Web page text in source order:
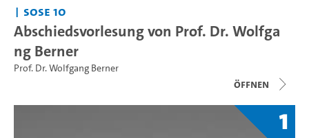
SoSe 10
Abschiedsvorlesung von Prof. Dr. Wolfga
ng Berner
Prof. Dr. Wolfgang Berner
Öffnen
1